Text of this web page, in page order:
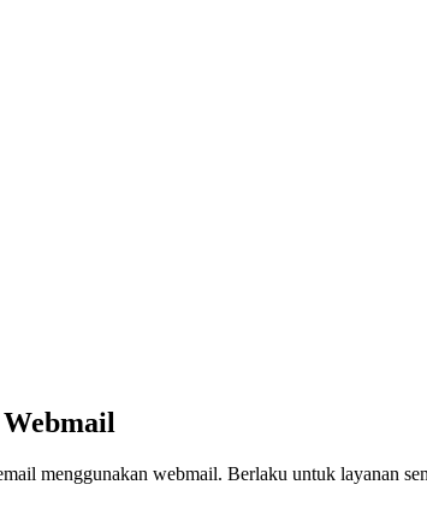
menggunakan webmail. Berlaku untuk layanan